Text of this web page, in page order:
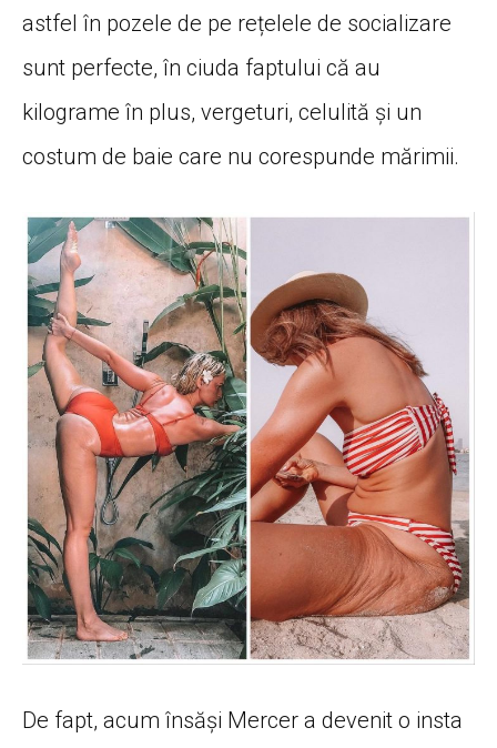
astfel în pozele de pe rețelele de socializare
sunt perfecte, în ciuda faptului că au
kilograme în plus, vergeturi, celulită și un
costum de baie care nu corespunde mărimii.
De fapt, acum însăși Mercer a devenit o insta